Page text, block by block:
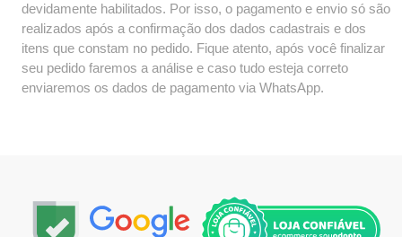
devidamente habilitados. Por isso, o pagamento e envio só são
realizados após a confirmação dos dados cadastrais e dos
itens que constam no pedido. Fique atento, após você finalizar
seu pedido faremos a análise e caso tudo esteja correto
enviaremos os dados de pagamento via WhatsApp.